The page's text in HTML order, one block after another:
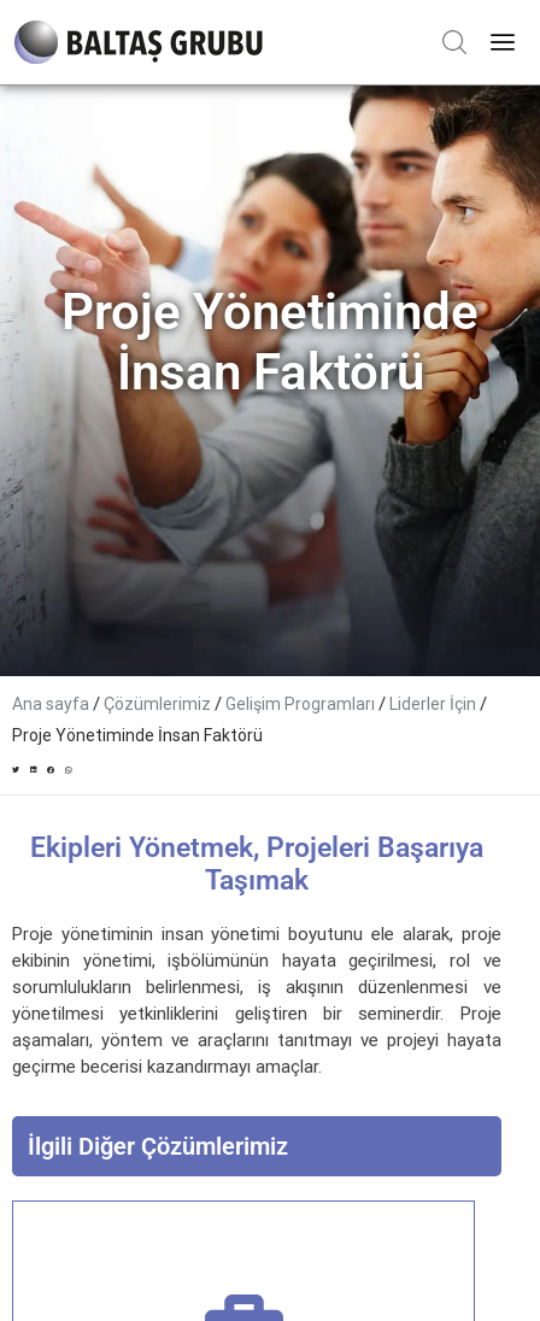
Proje Yönetiminde
İnsan Faktörü
Ana sayfa /Çözümlerimiz /Gelişim Programları / Liderler İçin /
Proje Yönetiminde İnsan Faktörü
Ekipleri Yönetmek, Projeleri Başarıya
Taşımak
Proje yönetiminin insan yönetimi boyutunu ele alarak, proje
ekibinin yönetimi, işbölümünün hayata geçirilmesi, rol ve
sorumlulukların belirlenmesi, iş akışının düzenlenmesi ve
yönetilmesi yetkinliklerini geliştiren bir seminerdir. Proje
aşamaları, yöntem ve araçlarını tanıtmayı ve projeyi hayata
geçirme becerisi kazandırmayı amaçlar.
İlgili Diğer Çözümlerimiz